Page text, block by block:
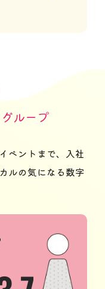
ループ
ベントまで、入社
ルの気になる数字